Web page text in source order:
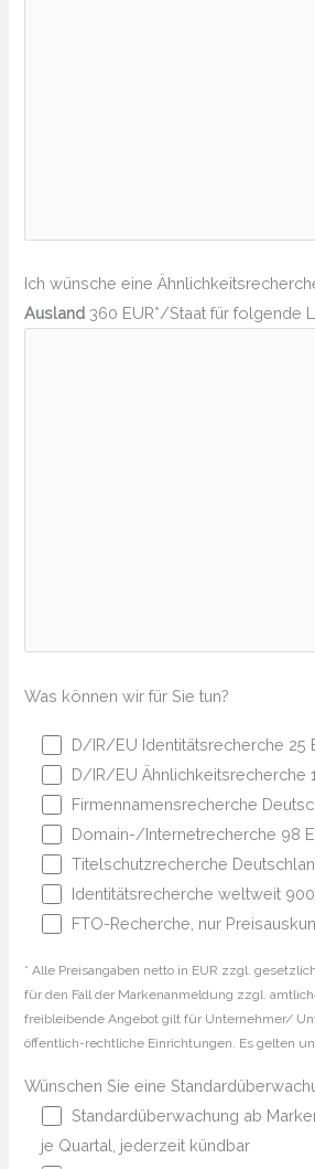
Ich wünsche eine
Ausland 360 EUR*/Staat für folgende
Was können wir für Sie tun?
D/IR/EU Identitätsrecherche 25
D/IR/EU Ähnlichkeitsrecherche
Firmennamensrecherche
Domain-/Internetrecherche 98
Titelschutzrecherche
Identitätsrecherche weltweit 900
FTO-Recherche, nur
* Alle Preisangaben netto in EUR zzgl.
für den Fall der Markenanmeldung zzgl.
freibleibende Angebot gilt für Unternehmer/
öffentlich-rechtliche Einrichtungen. Es gelten
Wünschen Sie eine
Standardüberwachung ab
je Quartal, jederzeit kündbar